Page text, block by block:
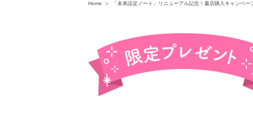
Home ＞ 「未来設定ノート」リニューアル記念！書店購入キャンペー